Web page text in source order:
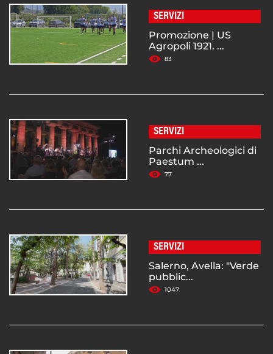
SERVIZI
Promozione | US
Agropoli 1921. ...
83
SERVIZI
Parchi Archeologici di
Paestum ...
77
SERVIZI
Salerno, Avella: "Verde
pubblic...
1047